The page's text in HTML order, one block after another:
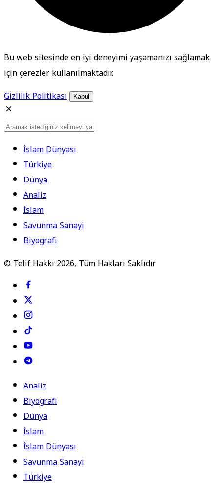
Bu web sitesinde en iyi deneyimi yaşamanızı sağlamak
için çerezler kullanılmaktadır.
Gizlilik Politikası
Kabul
İslam Dünyası
Türkiye
Dünya
Analiz
İslam
Savunma Sanayi
Biyografi
© Telif Hakkı 2026, Tüm Hakları Saklıdır
Analiz
Biyografi
Dünya
İslam
İslam Dünyası
Savunma Sanayi
Türkiye